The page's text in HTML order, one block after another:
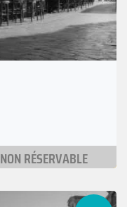
NON RÉSERVABLE